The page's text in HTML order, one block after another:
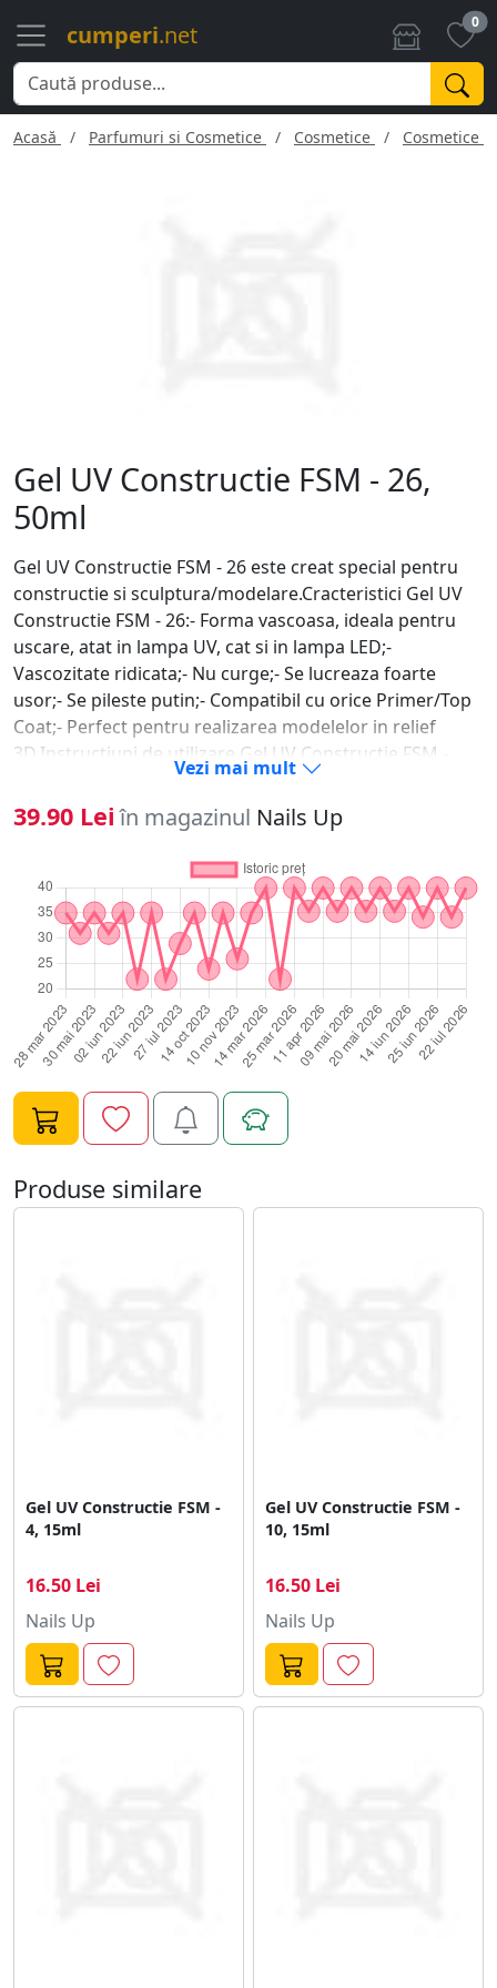
cumperi.net 0
Acasă Parfumuri si Cosmetice Cosmetice Cosmetice
Gel UV Constructie FSM - 26,
50ml
Gel UV Constructie FSM - 26 este creat special pentru
constructie si sculptura/modelare.Cracteristici Gel UV
Constructie FSM - 26:- Forma vascoasa, ideala pentru
uscare, atat in lampa UV, cat si in lampa LED;-
Vascozitate ridicata;- Nu curge;- Se lucreaza foarte
usor;- Se pileste putin;- Compatibil cu orice Primer/Top
Coat;- Perfect pentru realizarea modelelor in relief
3D.Instructiuni de utilizare Gel UV Constructie FSM -
26:1. Se pregateste unghia naturala (degresare,
indepartare cuticula, pilire, matuire);2. Aplicati
tipsul/sablonul daca este cazul;3. Se aplica primer doar
pe unghia naturala;4. Dupa ce primerul s-a uscat, luati
cu o pensula o cantitate mica de Gel UV Constructie
FSM - 26 pe care o aplicati periat pe toata unghia;5.
Polimerizati 120 de secunde la lampa UV sau 60 de
secunde la LED;6. Aplicati apoi o cantitate potrivita de
Gel UV Constructie FSM - 26 in mijlocul unghiei;7. Se
intinde cu atentie pe toata suprafata unghiei, cu miscari
circulare, fara sa lasati gelul sa curga in zona cuticulei;8.
Polimerizati 2 minue UV/60 de secunde LED;9. Degresati
pentru fixare;10. Piliti unghia in forma dorita si, apoi,
periati pe toata suprafata unghiei un ultim strat subtire
de Gel UV Constructie FSM - 26;11. Polimerizati 120 de
secunde LED sau 3 minute UV;12. Degresati cu
cleaner.Specificatii Gel UV Constructie FSM - 26:Tip
Vezi mai mult
39.90 Lei în magazinul Nails Up
Produse similare
Gel UV Constructie FSM -
4, 15ml
16.50 Lei
Nails Up
Gel UV Constructie FSM -
10, 15ml
16.50 Lei
Nails Up